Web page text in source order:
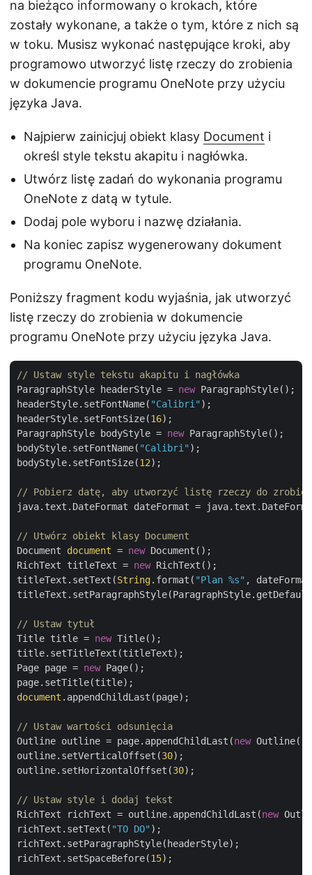
na bieżąco informowany o krokach, które
zostały wykonane, a także o tym, które z nich są
w toku. Musisz wykonać następujące kroki, aby
programowo utworzyć listę rzeczy do zrobienia
w dokumencie programu OneNote przy użyciu
języka Java.
Najpierw zainicjuj obiekt klasy Document i
określ style tekstu akapitu i nagłówka.
Utwórz listę zadań do wykonania programu
OneNote z datą w tytule.
Dodaj pole wyboru i nazwę działania.
Na koniec zapisz wygenerowany dokument
programu OneNote.
Poniższy fragment kodu wyjaśnia, jak utworzyć
listę rzeczy do zrobienia w dokumencie
programu OneNote przy użyciu języka Java.
// Ustaw style tekstu akapitu i nagłówka
ParagraphStyle headerStyle = new ParagraphStyle();
headerStyle.setFontName( "Calibri" );
headerStyle.setFontSize(16);
ParagraphStyle bodyStyle = new ParagraphStyle();
bodyStyle.setFontName( "Calibri" );
bodyStyle.setFontSize(12);
// Pobierz datę, aby utworzyć listę rzeczy do
java.text.DateFormat dateFormat =
// Utwórz obiekt klasy Document
Document document = new Document();
RichText titleText = new RichText();
titleText.setText(String.format( "Plan %s" ,
// Ustaw tytuł
Title title = new Title();
title.setTitleText(titleText);
Page page = new Page();
document .appendChildLast(page);
// Ustaw wartości odsunięcia
Outline outline = page.appendChildLast(new
outline.setVerticalOffset(30);
outline.setHorizontalOffset(30);
// Ustaw style i dodaj tekst
RichText richText = outline.appendChildLast(new
richText.setText( "TO DO" );
richText.setParagraphStyle(headerStyle);
richText.setSpaceBefore(15);